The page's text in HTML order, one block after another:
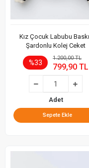
Kız Çocuk Labubu
Şardonlu Kolej Ceket
%33
1.200,00 TL
799,90 TL
Adet
Sepete Ekle